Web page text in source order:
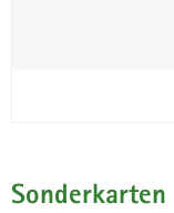
Sonderkarten